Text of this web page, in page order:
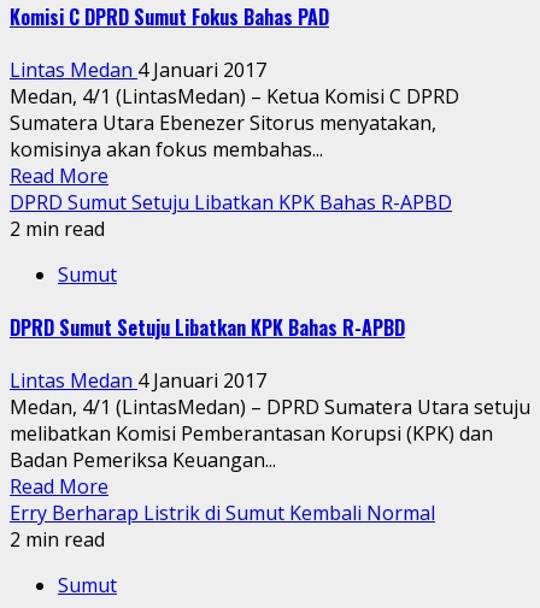
Komisi C DPRD Sumut Fokus Bahas PAD
Lintas Medan 4 Januari 2017
Medan, 4/1 (LintasMedan) – Ketua Komisi C DPRD
Sumatera Utara Ebenezer Sitorus menyatakan,
komisinya akan fokus membahas...
Read More
DPRD Sumut Setuju Libatkan KPK Bahas R-APBD
2 min read
Sumut
DPRD Sumut Setuju Libatkan KPK Bahas R-APBD
Lintas Medan 4 Januari 2017
Medan, 4/1 (LintasMedan) – DPRD Sumatera Utara setuju
melibatkan Komisi Pemberantasan Korupsi (KPK) dan
Badan Pemeriksa Keuangan...
Read More
Erry Berharap Listrik di Sumut Kembali Normal
2 min read
Sumut